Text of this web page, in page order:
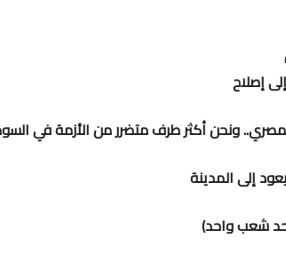
إصلاح
ونحن أكثر طرف متضرر من الأزمة في
إلى المدينة
شعب واحد)